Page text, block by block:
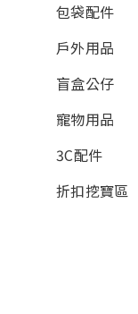
包袋配件
戶外用品
盲盒公仔
寵物用品
3C配件
折扣挖寶區